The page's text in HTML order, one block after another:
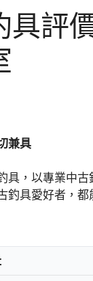
具評
兼具
具，以專業中
釣具愛好者，都